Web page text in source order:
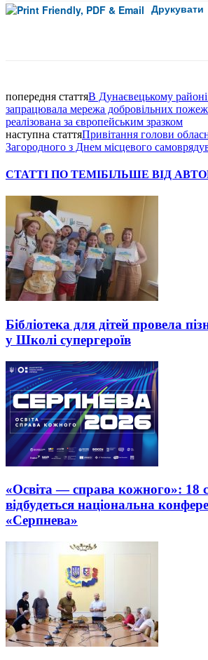
Друкувати
попередня статтяВ Дунаєвецькому
запрацювала мережа добровільних
реалізована за європейським зразком
наступна статтяПривітання голови
Загородного з Днем місцевого
СТАТТІ ПО ТЕМІБІЛЬШЕ ВІД
Бібліотека для дітей провела
у Школі супергероїв
«Освіта — справа кожного»: 18
відбудеться національна
«Серпнева»